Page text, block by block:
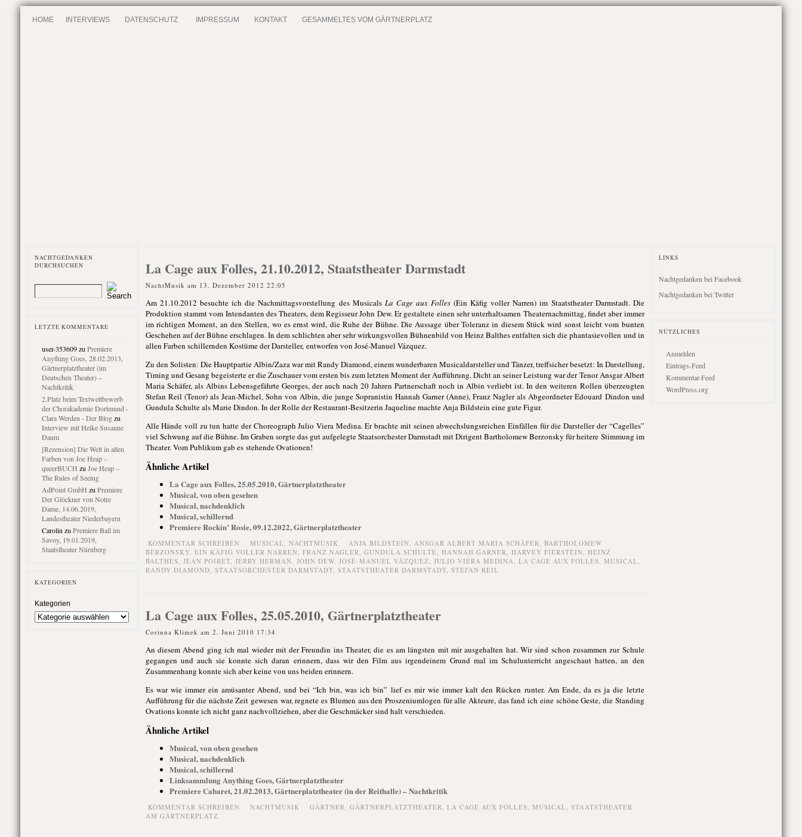
HOME INTERVIEWS DATENSCHUTZ IMPRESSUM KONTAKT GESAMMELTES VOM GÄRTNERPLATZ
NACHTGEDANKEN
DURCHSUCHEN
LETZTE KOMMENTARE
user-353609zu Premiere
Anything Goes, 28.02.2013,
Gärtnerplatztheater (im
Deutschen Theater) –
Nachtkritik
2.Platz beim Textwettbewerb
der Chorakademie Dortmund -
Clara Werden - Der Blogzu
Interview mit Heike Susanne
Daum
[Rezension] Die Welt in allen
Farben von Joe Heap –
queerBUCH zu Joe Heap –
The Rules of Seeing
AdPoint GmbH zu Premiere
Der Glöckner von Notre
Dame, 14.06.2019,
Landestheater Niederbayern
Carolin zu Premiere Ball im
Savoy, 19.01.2019,
Staatstheater Nürnberg
KATEGORIEN
Kategorien
La Cage aux Folles, 21.10.2012, Staatstheater Darmstadt
NachtMusik am 13. Dezember 2012 22:05
Am 21.10.2012 besuchte ich die Nachmittagsvorstellung des MusicalsLa Cage aux Folles (Ein Käfig voller Narren) im Staatstheater Darmstadt. Die
Produktion stammt vom Intendanten des Theaters, dem Regisseur John Dew. Er gestaltete einen sehr unterhaltsamen Theaternachmittag, findet aber immer
im richtigen Moment, an den Stellen, wo es ernst wird, die Ruhe der Bühne. Die Aussage über Toleranz in diesem Stück wird sonst leicht vom bunten
Geschehen auf der Bühne erschlagen. In dem schlichten aber sehr wirkungsvollen Bühnenbild von Heinz Balthes entfalten sich die phantasievollen und in
allen Farben schillernden Kostüme der Darsteller, entworfen von José-Manuel Vázquez.
Zu den Solisten: Die Hauptpartie Albin/Zaza war mit Randy Diamond, einem wunderbaren Musicaldarsteller und Tänzer, treffsicher besetzt: In Darstellung,
Timing und Gesang begeisterte er die Zuschauer vom ersten bis zum letzten Moment der Aufführung. Dicht an seiner Leistung war der Tenor Ansgar Albert
Maria Schäfer, als Albins Lebensgefährte Georges, der auch nach 20 Jahren Partnerschaft noch in Albin verliebt ist. In den weiteren Rollen überzeugten
Stefan Reil (Tenor) als Jean-Michel, Sohn von Albin, die junge Sopranistin Hannah Garner (Anne), Franz Nagler als Abgeordneter Edouard Dindon und
Gundula Schulte als Marie Dindon. In der Rolle der Restaurant-Besitzerin Jaqueline machte Anja Bildstein eine gute Figur.
Alle Hände voll zu tun hatte der Choreograph Julio Viera Medina. Er brachte mit seinen abwechslungsreichen Einfällen für die Darsteller der “Cagelles”
viel Schwung auf die Bühne. Im Graben sorgte das gut aufgelegte Staatsorchester Darmstadt mit Dirigent Bartholomew Berzonsky für heitere Stimmung im
Theater. Vom Publikum gab es stehende Ovationen!
Ähnliche Artikel
La Cage aux Folles, 25.05.2010, Gärtnerplatztheater
Musical, von oben gesehen
Musical, nachdenklich
Musical, schillernd
Premiere Rockin’ Rosie, 09.12.2022, Gärtnerplatztheater
KOMMENTAR SCHREIBEN MUSICAL, NACHTMUSIK ANJA BILDSTEIN, ANSGAR ALBERT MARIA SCHÄFER, BARTHOLOMEW
BERZONSKY, EIN KÄFIG VOLLER NARREN, FRANZ NAGLER, GUNDULA SCHULTE, HANNAH GARNER, HARVEY FIERSTEIN, HEINZ
BALTHES, JEAN POIRET, JERRY HERMAN, JOHN DEW, JOSÉ-MANUEL VÁZQUEZ, JULIO VIERA MEDINA, LA CAGE AUX FOLLES, MUSICAL,
RANDY DIAMOND, STAATSORCHESTER DARMSTADT, STAATSTHEATER DARMSTADT, STEFAN REIL
La Cage aux Folles, 25.05.2010, Gärtnerplatztheater
Corinna Klimek am 2. Juni 2010 17:34
An diesem Abend ging ich mal wieder mit der Freundin ins Theater, die es am längsten mit mir ausgehalten hat. Wir sind schon zusammen zur Schule
gegangen und auch sie konnte sich daran erinnern, dass wir den Film aus irgendeinem Grund mal im Schulunterricht angeschaut hatten, an den
Zusammenhang konnte sich aber keine von uns beiden erinnern.
Es war wie immer ein amüsanter Abend, und bei “Ich bin, was ich bin” lief es mir wie immer kalt den Rücken runter. Am Ende, da es ja die letzte
Aufführung für die nächste Zeit gewesen war, regnete es Blumen aus den Proszeniumlogen für alle Akteure, das fand ich eine schöne Geste, die Standing
Ovations konnte ich nicht ganz nachvollziehen, aber die Geschmäcker sind halt verschieden.
Ähnliche Artikel
Musical, von oben gesehen
Musical, nachdenklich
Musical, schillernd
Linksammlung Anything Goes, Gärtnerplatztheater
Premiere Cabaret, 21.02.2013, Gärtnerplatztheater (in der Reithalle) – Nachtkritik
KOMMENTAR SCHREIBEN NACHTMUSIK GÄRTNER, GÄRTNERPLATZTHEATER, LA CAGE AUX FOLLES, MUSICAL, STAATSTHEATER
AM GÄRTNERPLATZ
LINKS
Nachtgedanken bei Facebook
Nachtgedanken bei Twitter
NÜTZLICHES
Anmelden
Eintrags-Feed
Kommentar-Feed
WordPress.org